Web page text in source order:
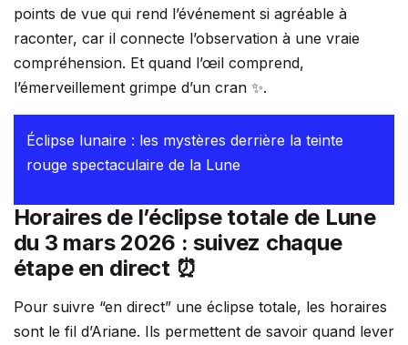
points de vue qui rend l’événement si agréable à
raconter, car il connecte l’observation à une vraie
compréhension. Et quand l’œil comprend,
l’émerveillement grimpe d’un cran ✨.
Éclipse lunaire : les mystères derrière la teinte
rouge spectaculaire de la Lune
Horaires de l’éclipse totale de Lune
du 3 mars 2026 : suivez chaque
étape en direct ⏰
Pour suivre “en direct” une éclipse totale, les horaires
sont le fil d’Ariane. Ils permettent de savoir quand lever